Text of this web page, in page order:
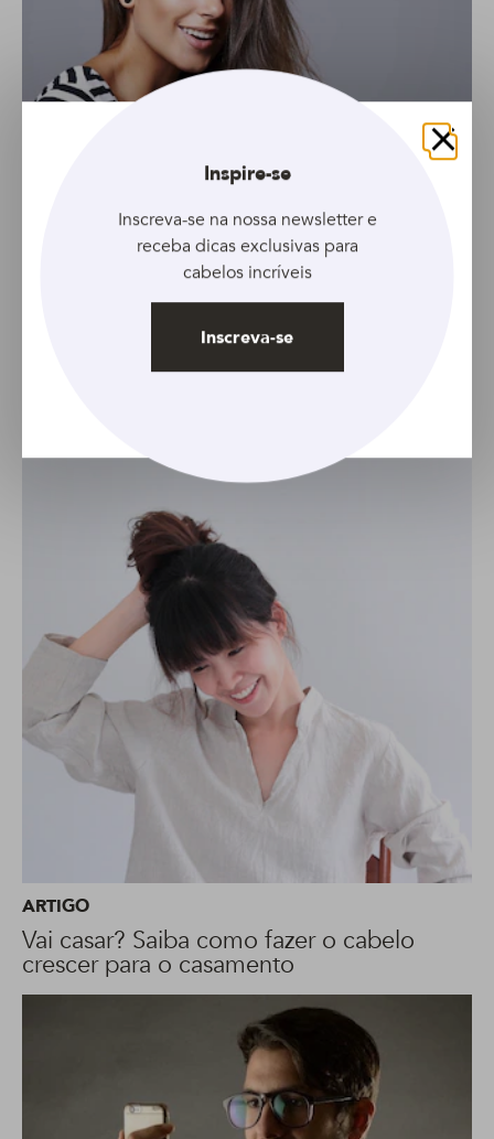
Conheça 6 cortes perfeitos para cabelos
ARTIGO
Vai casar? Saiba como fazer o cabelo
crescer para o casamento
Fechar
Inspire-se
Inscreva-se na nossa newsletter e
receba dicas exclusivas para
cabelos incríveis
Inscreva-se